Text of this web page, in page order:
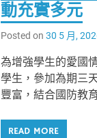
動充實多元
Posted on30 5 月,
為增強學生的愛國
學生，參加為期三
豐富，結合國防教
READ MORE